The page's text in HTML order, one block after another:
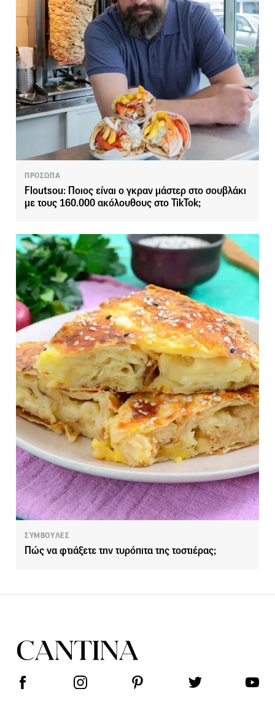
ΠΡΟΣΩΠΑ
Floutsou: Ποιος είναι ο γκραν μάστερ στο σουβλάκι
με τους 160.000 ακόλουθους στο TikTok;
ΣΥΜΒΟΥΛΕΣ
Πώς να φτιάξετε την τυρόπιτα της τοστιέρας;